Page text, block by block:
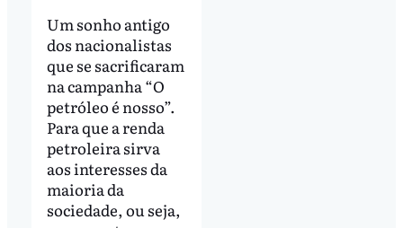
Um sonho antigo
dos nacionalistas
que se sacrificaram
na campanha “O
petróleo é nosso”.
Para que a renda
petroleira sirva
aos interesses da
maioria da
sociedade, ou seja,